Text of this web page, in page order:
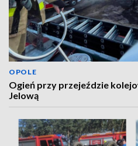
OPOLE
Ogień przy przejeździe
Jelową